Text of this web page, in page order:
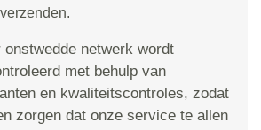
netwerk wordt
met behulp van
en kwaliteitscontroles, zodat
zorgen dat onze service te allen